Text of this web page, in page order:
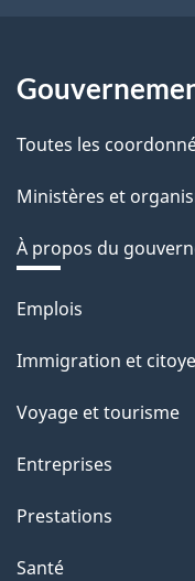
Toutes les
Ministères et
À propos du
Thèmes
sujets
Emplois
Immigration et
Voyage et tourisme
Entreprises
Prestations
Santé